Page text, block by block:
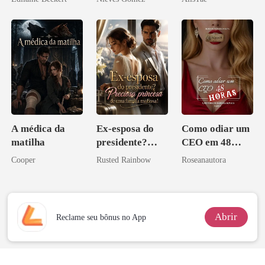
A médica da
matilha
Cooper
Ex-esposa do
presidente?
Preciosa
mafiosa!
Rusted Rainbow
Como odiar um
CEO em 48
horas
Roseanautora
Reclame seu bônus no App Abrir